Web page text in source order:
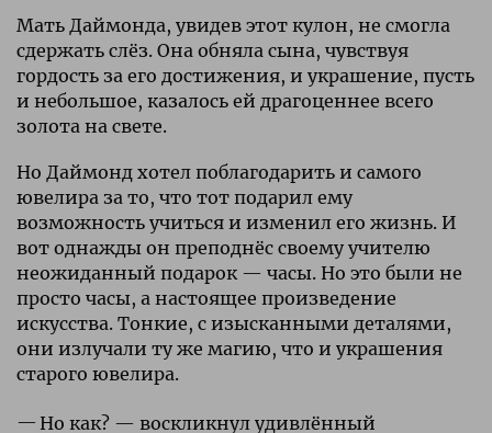
Мать Даймонда, увидев этот кулон, не смогла
сдержать слёз. Она обняла сына, чувствуя
гордость за его достижения, и украшение, пусть
и небольшое, казалось ей драгоценнее всего
золота на свете.
Но Даймонд хотел поблагодарить и самого
ювелира за то, что тот подарил ему
возможность учиться и изменил его жизнь. И
вот однажды он преподнёс своему учителю
неожиданный подарок — часы. Но это были не
просто часы, а настоящее произведение
искусства. Тонкие, с изысканными деталями,
они излучали ту же магию, что и украшения
старого ювелира.
Но как? — воскликнул удивлённый